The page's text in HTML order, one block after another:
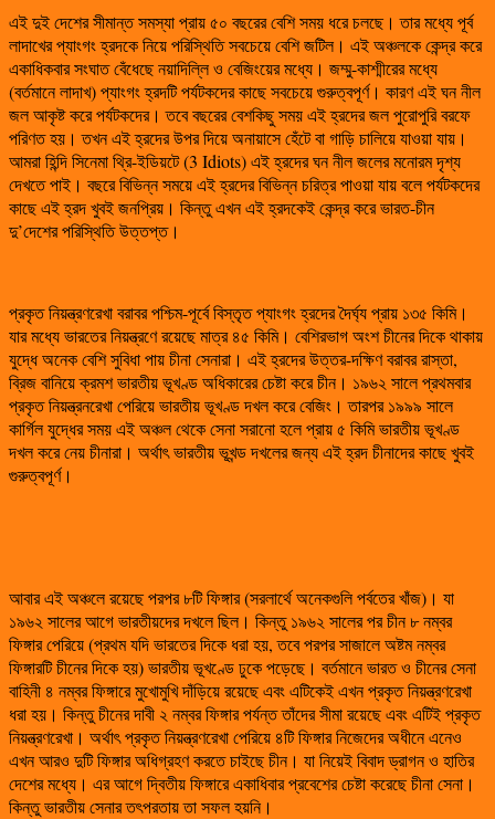
এই দুই দেশের সীমান্ত সমস্যা প্রায় ৫০ বছরের বেশি সময় ধরে চলছে। তার মধ্যে পূর্ব
লাদাখের প্যাংগং হ্রদকে নিয়ে পরিস্থিতি সবচেয়ে বেশি জটিল। এই অঞ্চলকে কেন্দ্র করে
একাধিকবার সংঘাত বেঁধেছে নয়াদিল্লি ও বেজিংয়ের মধ্যে। জম্মু-কাশ্মীরের মধ্যে
(বর্তমানে লাদাখ) প্যাংগং হ্রদটি পর্যটকদের কাছে সবচেয়ে গুরুত্বপূর্ণ। কারণ এই ঘন নীল
জল আকৃষ্ট করে পর্যটকদের। তবে বছরের বেশকিছু সময় এই হ্রদের জল পুরোপুরি বরফে
পরিণত হয়। তখন এই হ্রদের উপর দিয়ে অনায়াসে হেঁটে বা গাড়ি চালিয়ে যাওয়া যায়।
আমরা হিন্দি সিনেমা থ্রি-ইডিয়টে (3 Idiots) এই হ্রদের ঘন নীল জলের মনোরম দৃশ্য
দেখতে পাই। বছরে বিভিন্ন সময়ে এই হ্রদের বিভিন্ন চরিত্র পাওয়া যায় বলে পর্যটকদের
কাছে এই হ্রদ খুবই জনপ্রিয়। কিন্তু এখন এই হ্রদকেই কেন্দ্র করে ভারত-চীন
দু’দেশের পরিস্থিতি উত্তপ্ত।
প্রকৃত নিয়ন্ত্রণরেখা বরাবর পশ্চিম-পূর্বে বিস্তৃত প্যাংগং হ্রদের দৈর্ঘ্য প্রায় ১৩৫ কিমি।
যার মধ্যে ভারতের নিয়ন্ত্রণে রয়েছে মাত্র ৪৫ কিমি। বেশিরভাগ অংশ চীনের দিকে থাকায়
যুদ্ধে অনেক বেশি সুবিধা পায় চীনা সেনারা। এই হ্রদের উত্তর-দক্ষিণ বরাবর রাস্তা,
ব্রিজ বানিয়ে ক্রমশ ভারতীয় ভূখণ্ড অধিকারের চেষ্টা করে চীন। ১৯৬২ সালে প্রথমবার
প্রকৃত নিয়ন্ত্রনরেখা পেরিয়ে ভারতীয় ভূখণ্ড দখল করে বেজিং। তারপর ১৯৯৯ সালে
কার্গিল যুদ্ধের সময় এই অঞ্চল থেকে সেনা সরানো হলে প্রায় ৫ কিমি ভারতীয় ভূখণ্ড
দখল করে নেয় চীনারা। অর্থাৎ ভারতীয় ভূখন্ড দখলের জন্য এই হ্রদ চীনাদের কাছে খুবই
গুরুত্বপূর্ণ।
আবার এই অঞ্চলে রয়েছে পরপর ৮টি ফিঙ্গার (সরলার্থে অনেকগুলি পর্বতের খাঁজ)। যা
১৯৬২ সালের আগে ভারতীয়দের দখলে ছিল। কিন্তু ১৯৬২ সালের পর চীন ৮ নম্বর
ফিঙ্গার পেরিয়ে (প্রথম যদি ভারতের দিকে ধরা হয়, তবে পরপর সাজালে অষ্টম নম্বর
ফিঙ্গারটি চীনের দিকে হয়) ভারতীয় ভূখণ্ডে ঢুকে পড়েছে। বর্তমানে ভারত ও চীনের সেনা
বাহিনী ৪ নম্বর ফিঙ্গারে মুখোমুখি দাঁড়িয়ে রয়েছে এবং এটিকেই এখন প্রকৃত নিয়ন্ত্রণরেখা
ধরা হয়। কিন্তু চীনের দাবী ২ নম্বর ফিঙ্গার পর্যন্ত তাঁদের সীমা রয়েছে এবং এটিই প্রকৃত
নিয়ন্ত্রণরেখা। অর্থাৎ প্রকৃত নিয়ন্ত্রণরেখা পেরিয়ে ৪টি ফিঙ্গার নিজেদের অধীনে এনেও
এখন আরও দুটি ফিঙ্গার অধিগ্রহণ করতে চাইছে চীন। যা নিয়েই বিবাদ ড্রাগন ও হাতির
দেশের মধ্যে। এর আগে দ্বিতীয় ফিঙ্গারে একাধিবার প্রবেশের চেষ্টা করেছে চীনা সেনা।
কিন্তু ভারতীয় সেনার তৎপরতায় তা সফল হয়নি।